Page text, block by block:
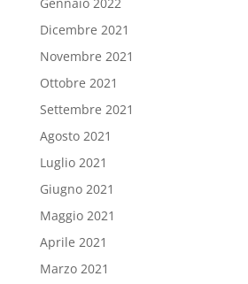
Dicembre 2021
Novembre 2021
Ottobre 2021
Settembre 2021
Agosto 2021
Luglio 2021
Giugno 2021
Maggio 2021
Aprile 2021
Marzo 2021